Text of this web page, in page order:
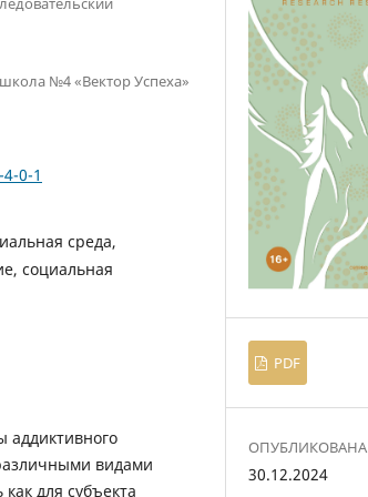
№4 «Вектор Успеха»
0-1
среда,
социальная
аддиктивного
видами
для субъекта
PDF
ОПУБЛИКОВАНА
30.12.2024